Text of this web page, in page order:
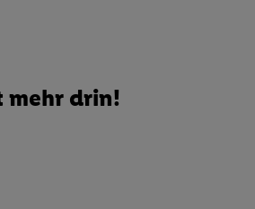
mehr drin!